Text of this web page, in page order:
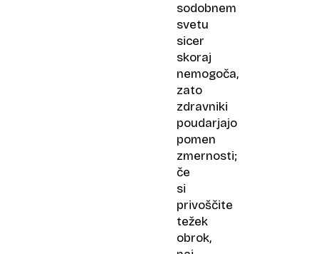
sodobnem
svetu
sicer
skoraj
nemogoča,
zato
zdravniki
poudarjajo
pomen
zmernosti;
če
si
privoščite
težek
obrok,